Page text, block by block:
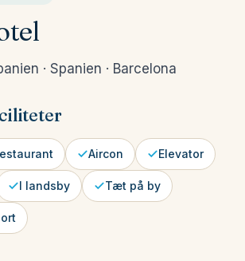
· Spanien · Barcelona
Aircon Elevator
I landsby Tæt på by